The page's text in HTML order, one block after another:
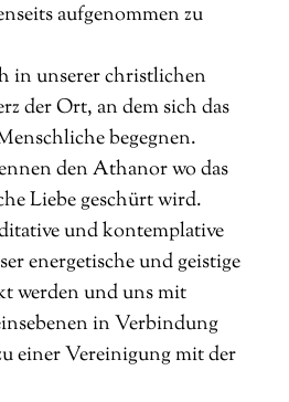
aufgenommen zu
in unserer christlichen
der Ort, an dem sich das
begegnen.
den Athanor wo das
Liebe geschürt wird.
und kontemplative
energetische und geistige
werden und uns mit
in Verbindung
einer Vereinigung mit der